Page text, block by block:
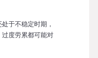
于不稳定时期，
度劳累都可能对